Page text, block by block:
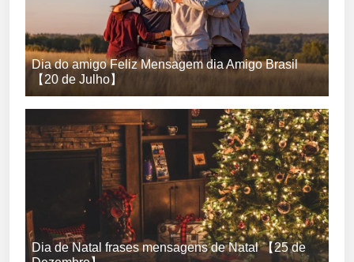
Dia do amigo Feliz Mensagem dia Amigo Brasil
【20 de Julho】
Dia de Natal frases mensagens de Natal 【25 de